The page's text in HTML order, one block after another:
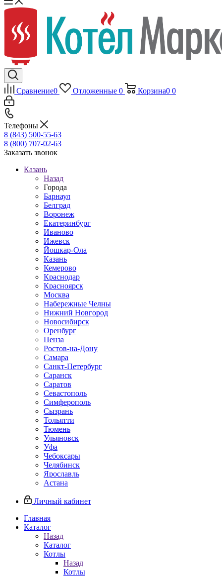
Сравнение0 Отложенные 0 Корзина0 0
Телефоны
8 (843) 500-55-63
8 (800) 707-02-63
Заказать звонок
Казань
Назад
Города
Барнаул
Белград
Воронеж
Екатеринбург
Иваново
Ижевск
Йошкар-Ола
Казань
Кемерово
Краснодар
Красноярск
Москва
Набережные Челны
Нижний Новгород
Новосибирск
Оренбург
Пенза
Ростов-на-Дону
Самара
Санкт-Петербург
Саранск
Саратов
Севастополь
Симферополь
Сызрань
Тольятти
Тюмень
Ульяновск
Уфа
Чебоксары
Челябинск
Ярославль
Астана
Личный кабинет
Главная
Каталог
Назад
Каталог
Котлы
Назад
Котлы